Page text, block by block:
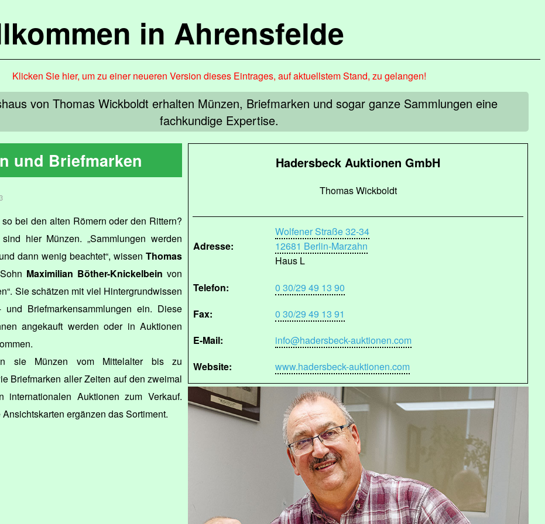
in Ahrensfelde
Klicken Sie hier, um zu einer neueren Version dieses Eintrages, auf aktuellstem Stand, zu gelangen!
von Thomas Wickboldt erhalten Münzen, Briefmarken und sogar ganze Sammlungen eine
fachkundige Expertise.
Hadersbeck Auktionen GmbH
Thomas Wickboldt
Adresse:
Wolfener Straße 32-34
12681 Berlin-Marzahn
Haus L
Telefon:
0 30/29 49 13 90
Fax:
0 30/29 49 13 91
E-Mail:
info@hadersbeck-auktionen.com
Website:
www.hadersbeck-auktionen.com
und Briefmarken
bei den alten Römern oder den Rittern?
hier Münzen. „Sammlungen werden
dann wenig beachtet“, wissenThomas
Maximilian Böther-Knickelbein von
Sie schätzen mit viel Hintergrundwissen
Briefmarkensammlungen ein. Diese
angekauft werden oder in Auktionen
sie Münzen vom Mittelalter bis zu
Briefmarken aller Zeiten auf den zweimal
internationalen Auktionen zum Verkauf.
ergänzen das Sortiment.